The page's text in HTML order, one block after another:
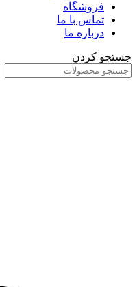
فروشگاه
تماس با ما
درباره ما
جستجو کردن